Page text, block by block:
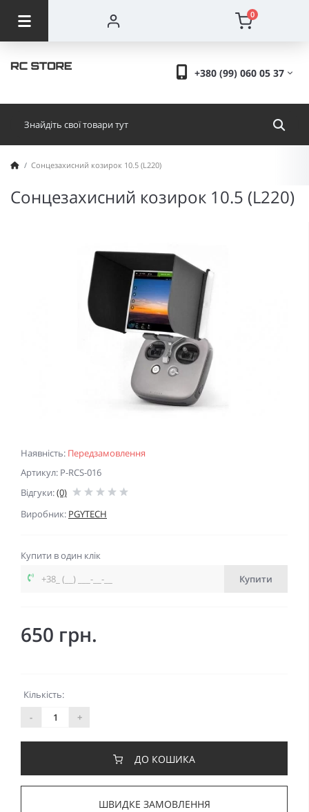
0
+380 (99) 060 05 37
Сонцезахисний козирок 10.5 (L220)
Сонцезахисний козирок 10.5 (L220)
Наявність: Передзамовлення
Артикул: P-RCS-016
Відгуки:(0)
Виробник: PGYTECH
Купити в один клік
Купити
650 грн.
Кількість:
-
+
ДО КОШИКА
ШВИДКЕ ЗАМОВЛЕННЯ